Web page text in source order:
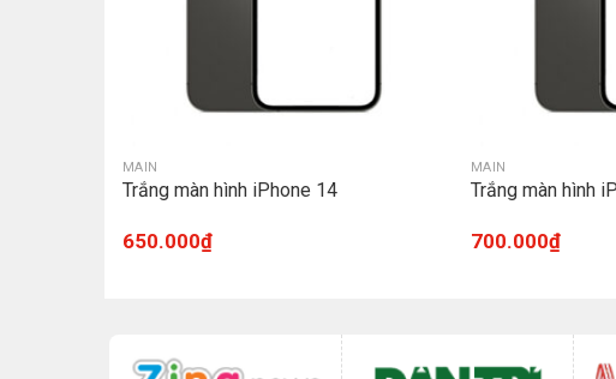
MAIN
Trắng màn hình iPhone 14
650.000₫
MAIN
Trắng màn hình
700.000₫